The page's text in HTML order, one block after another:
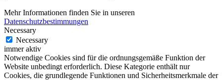
Mehr Informationen finden Sie in unseren
Datenschutzbestimmungen
Necessary
Necessary
immer aktiv
Notwendige Cookies sind für die ordnungsgemäße Funktion der
Website unbedingt erforderlich. Diese Kategorie enthält nur
Cookies, die grundlegende Funktionen und Sicherheitsmerkmale der